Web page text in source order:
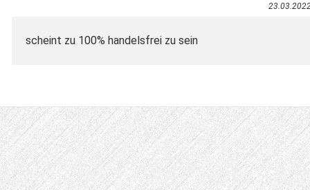
scheint zu 100% handelsfrei zu sein